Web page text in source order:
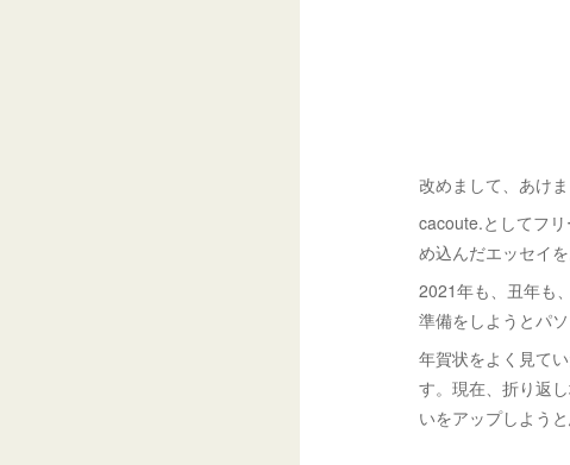
改めまして、あけ
cacoute.としてフ
め込んだエッセイ
2021年も、丑年も
準備をしようとパ
年賀状をよく見て
す。現在、折り返
いをアップしようと